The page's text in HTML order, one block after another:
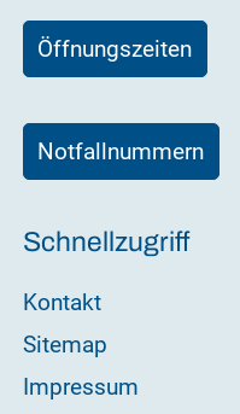
Öffnungszeiten
Notfallnummern
Schnellzugriff
Kontakt
Sitemap
Impressum